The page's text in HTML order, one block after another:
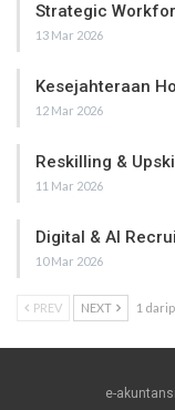
Strategic
13 Mar 2026
Kesejahteraan
12 Mar 2026
Reskilling &
11 Mar 2026
Digital & AI
10 Mar 2026
PREV NEXT 1
e-